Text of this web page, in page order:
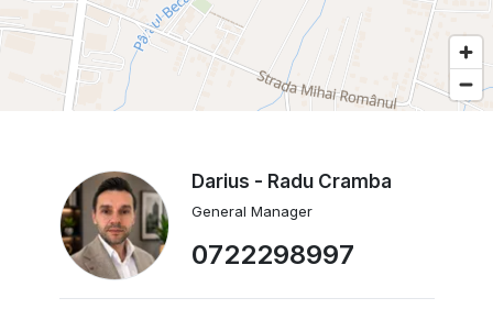
Darius - Radu Cramba
General Manager
0722298997